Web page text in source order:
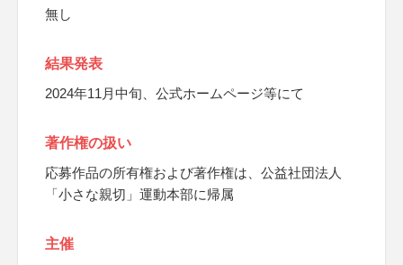
無し
結果発表
2024年11月中旬、公式ホームページ等にて
著作権の扱い
応募作品の所有権および著作権は、公益社団法人
「小さな親切」運動本部に帰属
主催